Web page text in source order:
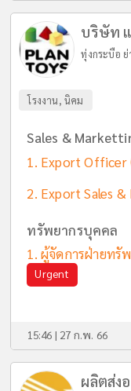
บริษัท
ทุ่งกระบือ
โรงงาน, นิคม
Sales &
Export Officer
Export Sales
ทรัพยากรบุคคล
ผู้จัดการฝ่ายทรั
Urgent
15:46 | 27 ก.พ. 66
ผลิตส่ง